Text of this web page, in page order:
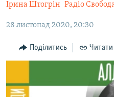
Перейти
до
ПОГЛЯД
ІНТЕРВ'Ю
ВСЕ ЗА ДЕНЬ
ДЕПОРТАЦІЯ
ЯК ОБІЙТИ БЛОКУВАННЯ
Ірина Штогрін Радіо
28 листопад 2020, 20:30
Поділитись Читати